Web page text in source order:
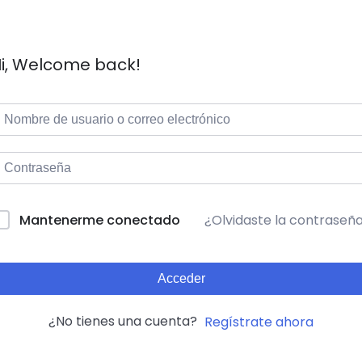
Welcome back!
Mantenerme conectado ¿Olvidaste la
Acceder
¿No tienes una cuenta? Regístrate ahora